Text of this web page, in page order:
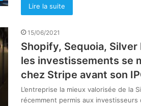
Lire la suite
15/06/2021
Shopify, Sequoia, Silver
les investissements se
chez Stripe avant son
L’entreprise la mieux valorisée de la
récemment permis aux investisseurs